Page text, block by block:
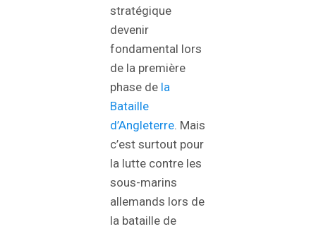
stratégique
devenir
fondamental lors
de la première
phase de la
Bataille
d’Angleterre. Mais
c’est surtout pour
la lutte contre les
sous-marins
allemands lors de
la bataille de